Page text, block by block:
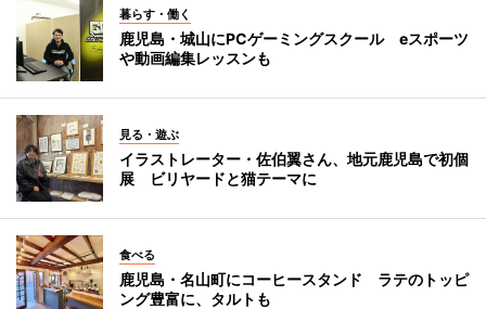
暮らす・働く
鹿児島・城山にPCゲーミングスクール eスポーツ
や動画編集レッスンも
見る・遊ぶ
イラストレーター・佐伯翼さん、地元鹿児島で初個
展 ビリヤードと猫テーマに
食べる
鹿児島・名山町にコーヒースタンド ラテのトッピ
ング豊富に、タルトも